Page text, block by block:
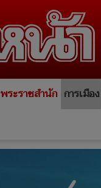
พระราชสำนัก การเมือง